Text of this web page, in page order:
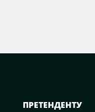
ПРЕТЕНДЕНТУ